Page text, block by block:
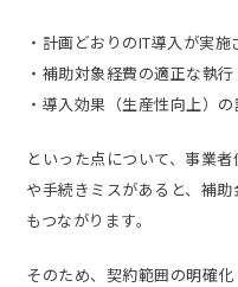
・計画どおりのIT導入が実
・補助対象経費の適正な執
・導入効果（生産性向上）
といった点について、事業
や手続きミスがあると、補
もつながります。
そのため、契約範囲の明確